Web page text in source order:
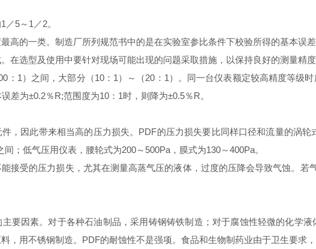
1 ／5～ 1 ／2。
高的一类。制造厂所列规范书中的是在实验室参比条件下校验所得的基本误
在选型及使用中要针对现场可能出现的问题采取措施，以保持良好的测量精度
： 1 ）之间，大部分（10： 1 ）～（20 ： 1 ）。同一台仪表额定较高精度等级
差为±0.2％R;范围度为10 ： 1时，则降为±0.5％R。
，因此带来相当高的压力损失。 PDF的压力损失要比同样口径和流量的涡
间；低气压用仪表，腰轮式为200～ 500Pa ，膜式为130～400Pa。
接受的压力损失，尤其在测量高蒸气压的液体，过度的压降会导致气蚀。若
要因素。对于各种石油制品，采用铸钢铸铁制造；对于腐蚀性轻微的化学
，用不锈钢制造。 PDF的耐蚀性不是强项。食品和生物制药业由于卫生要求